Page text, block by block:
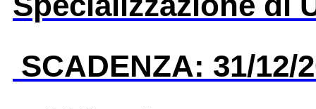
SCADENZA: 31/12/